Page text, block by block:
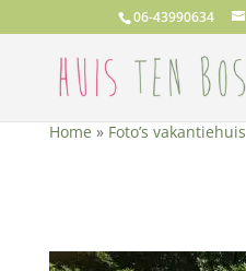
06-43990634
Home » Foto’s vakantiehuis